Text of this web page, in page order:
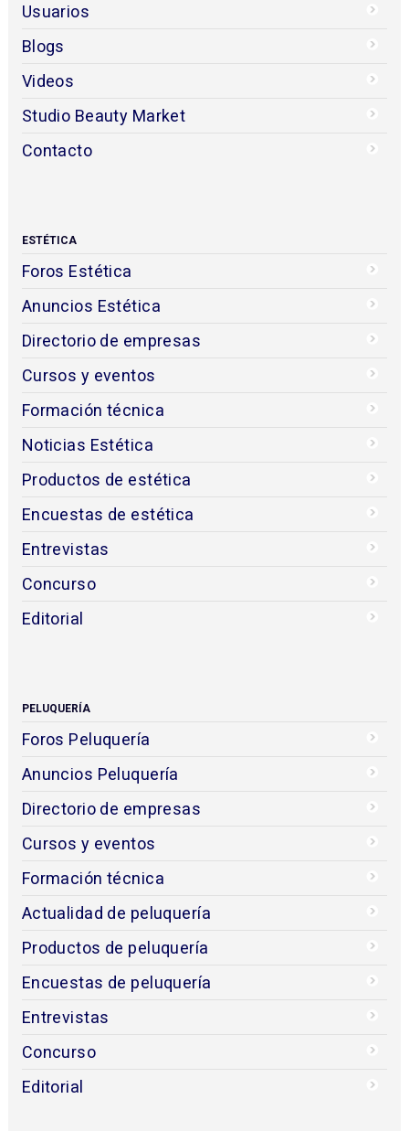
Usuarios
Blogs
Videos
Studio Beauty Market
Contacto
ESTÉTICA
Foros Estética
Anuncios Estética
Directorio de empresas
Cursos y eventos
Formación técnica
Noticias Estética
Productos de estética
Encuestas de estética
Entrevistas
Concurso
Editorial
PELUQUERÍA
Foros Peluquería
Anuncios Peluquería
Directorio de empresas
Cursos y eventos
Formación técnica
Actualidad de peluquería
Productos de peluquería
Encuestas de peluquería
Entrevistas
Concurso
Editorial